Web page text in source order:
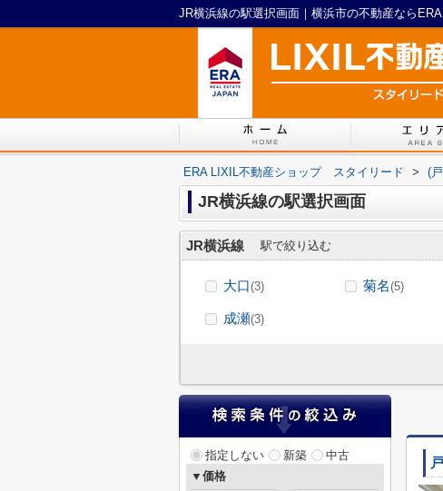
JR横浜線の駅選択画面｜横浜市の不動産なら
ERA LIXIL不動産ショップ スタイリード > (
JR横浜線の駅選択画面
JR横浜線 駅で絞り込む
大口(3) 菊名(5)
成瀬(3)
指定しない 新築
中古
▼価格